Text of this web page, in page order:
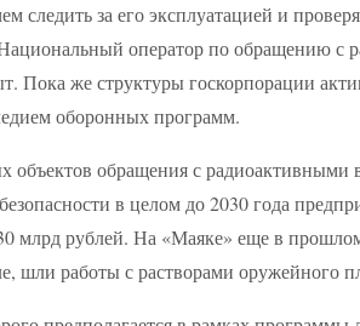
за его эксплуатацией и
оператор по обращению с
же структуры госкорпорации
оборонных программ.
обращения с радиоактивными
в целом до 2030 года
млрд рублей. На «Маяке» еще в
шли работы с растворами оружейного